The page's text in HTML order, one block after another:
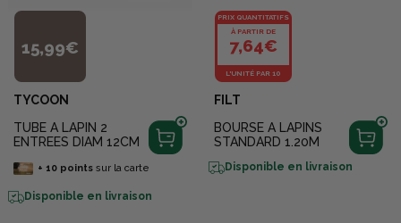
15,99€
TYCOON
TUBE A LAPIN 2
ENTREES DIAM 12CM
+ 10pointssur la carte
Disponible en livraison
PRIX QUANTITATIFS
À PARTIR DE
7,64€
L'UNITÉ PAR 10
FILT
BOURSE A LAPINS
STANDARD 1.20M
Disponible en livraison